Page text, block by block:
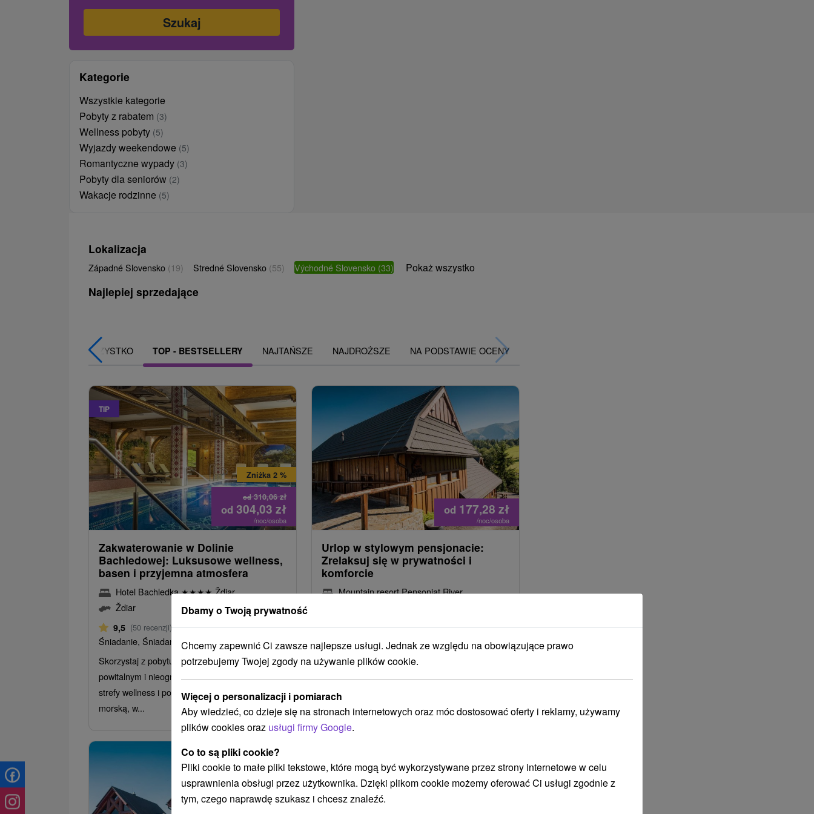
Kategorie
Wszystkie kategorie
Pobyty z rabatem (3)
Wellness pobyty (5)
Wyjazdy weekendowe (5)
Romantyczne wypady (3)
Pobyty dla seniorów (2)
Wakacje rodzinne (5)
Lokalizacja
Západné Slovensko (19) Stredné Slovensko (55) Východné Slovensko (33) Pokaż wszystko
Najlepiej sprzedające
WSZYSTKO TOP - BESTSELLERY NAJTAŃSZE NAJDROŻSZE NA PODSTAWIE OCENY
TIP
od310,06zł
Zniżka 2 %
od 304,03 zł
/noc/osoba
Zakwaterowanie w Dolinie
Bachledowej: Luksusowe wellness,
basen i przyjemna atmosfera
Hotel Bachledka★★★★Ždiar
Ždiar
9,5 (50 recenzji)Od 1 Noce
Śniadanie, Śniadanie I Kolacja
Skorzystaj z pobytu z półpensjonatem, drinkiem
powitalnym i nieograniczonym dostępem do
strefy wellness i podgrzewanego basenu z wodą
morską, w...
od 177,28 zł
/noc/osoba
Urlop w stylowym pensjonacie:
Zrelaksuj się w prywatności i
komforcie
Mountain resort Pensonjat River
9,6 (11 recenzji)Od 1 Noce
Śniadanie I Kolacja
Komfortowe zakwaterowanie z bogatym
wyżywieniem, praktyczne usługi i ekskluzywne
prywatne wellness zarezerwowane tylko dla
Ciebie.
Akcia
Dbamy o Twoją prywatność
Chcemy zapewnić Ci zawsze najlepsze usługi. Jednak ze względu na obowiązujące prawo
potrzebujemy Twojej zgody na używanie plików cookie.
Więcej o personalizacji i pomiarach
Aby wiedzieć, co dzieje się na stronach internetowych oraz móc dostosować oferty i reklamy, używamy
plików cookies oraz usługi firmy Google.
Co to są pliki cookie?
Pliki cookie to małe pliki tekstowe, które mogą być wykorzystywane przez strony internetowe w celu
usprawnienia obsługi przez użytkownika. Dzięki plikom cookie możemy oferować Ci usługi zgodnie z
tym, czego naprawdę szukasz i chcesz znaleźć.